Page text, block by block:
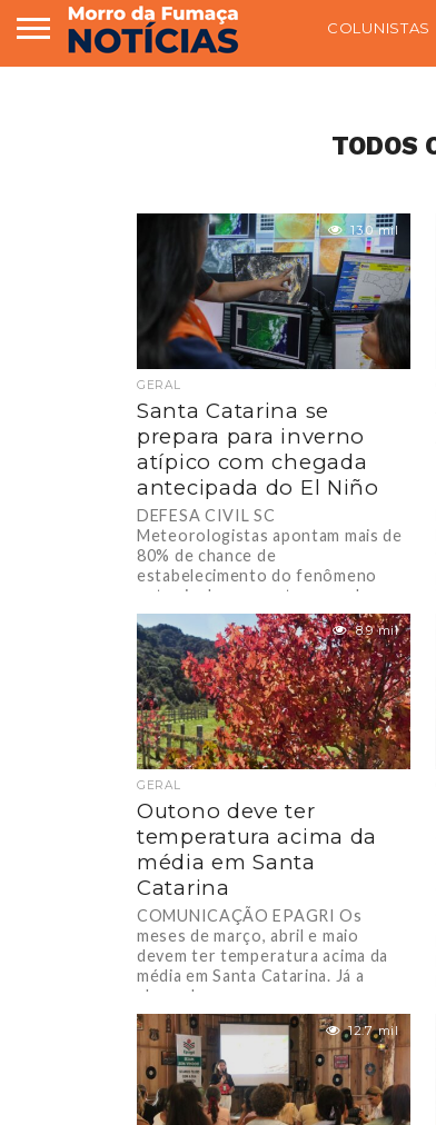
COLUNISTAS
TODOS
13.0 mil
GERAL
Santa Catarina se
prepara para inverno
atípico com chegada
antecipada do El Niño
DEFESA CIVIL SC
Meteorologistas apontam mais de
80% de chance de
estabelecimento do fenômeno
entre junho e agosto, com chuvas
mais frequentes...
8.9 mil
GERAL
Outono deve ter
temperatura acima da
média em Santa
Catarina
COMUNICAÇÃO EPAGRI Os
meses de março, abril e maio
devem ter temperatura acima da
média em Santa Catarina. Já a
chuva deve...
12.7 mil